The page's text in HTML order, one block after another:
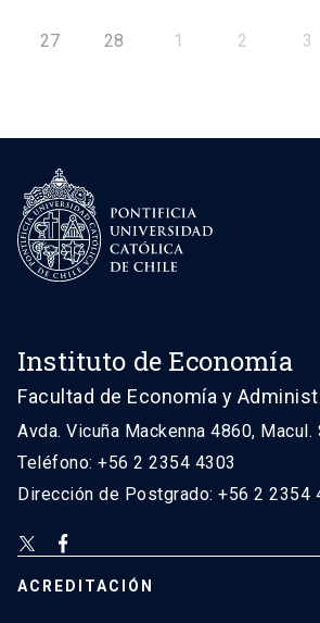
27 28 1 2 3
Instituto de Economía
Facultad de Economía y
Avda. Vicuña Mackenna 4860, Macul.
Teléfono: +56 2 2354 4303
Dirección de Postgrado: +56 2 2354
ACREDITACIÓN